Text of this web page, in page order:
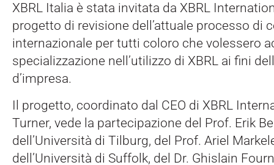
XBRL Italia è stata invitata da XBRL
progetto di revisione dell’attuale processo di
internazionale per tutti coloro che volessero
specializzazione nell’utilizzo di XBRL ai fini
d’impresa.
Il progetto, coordinato dal CEO di XBRL
Turner, vede la partecipazione del Prof. Erik
dell’Università di Tilburg, del Prof. Ariel
dell’Università di Suffolk, del Dr. Ghislain